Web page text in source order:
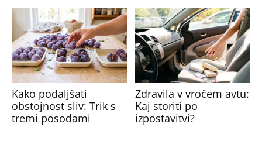
Kako podaljšati
obstojnost sliv: Trik s
tremi posodami
Zdravila v vročem avtu:
Kaj storiti po
izpostavitvi?